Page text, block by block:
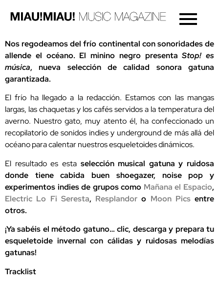
Nos regodeamos del frío continental con sonoridades de
allende el océano. El minino negro presenta Stop! es
música, nueva selección de calidad sonora gatuna
garantizada.
El frío ha llegado a la redacción. Estamos con las mangas
largas, las chaquetas y los cafés servidos a la temperatura del
averno. Nuestro gato, muy atento él, ha confeccionado un
recopilatorio de sonidos indies y underground de más allá del
océano para calentar nuestros esqueletoides dinámicos.
El resultado es esta selección musical gatuna y ruidosa
donde tiene cabida buen shoegazer, noise pop y
experimentos indies de grupos como Mañana el Espacio,
Electric Lo Fi Seresta, Resplandor o Moon Picsentre
otros.
¡Ya sabéis el método gatuno… clic, descarga y prepara tu
esqueletoide invernal con cálidas y ruidosas melodías
gatunas!
Tracklist